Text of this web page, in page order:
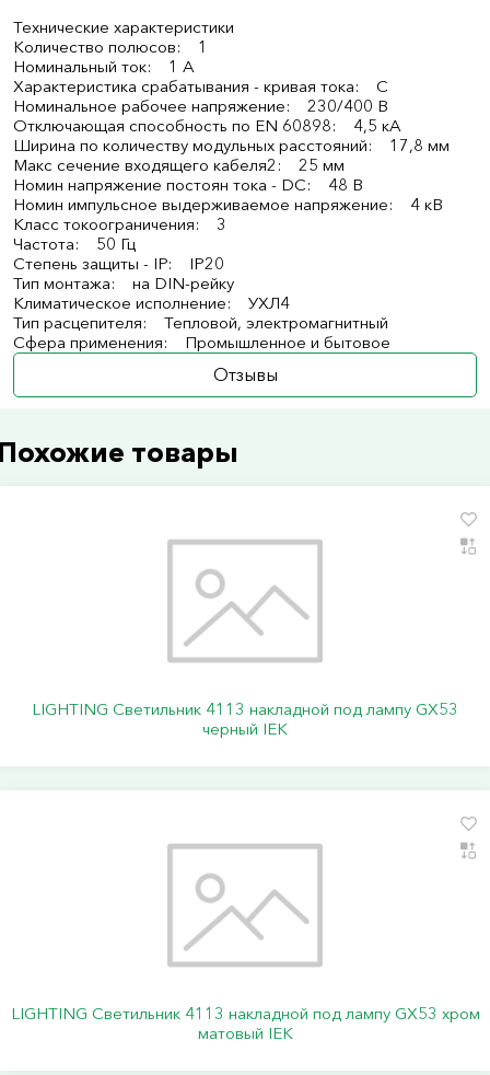
Технические характеристики
Количество полюсов: 1
Номинальный ток: 1 А
Характеристика срабатывания - кривая тока: C
Номинальное рабочее напряжение: 230/400 В
Отключающая способность по EN 60898: 4,5 кА
Ширина по количеству модульных расстояний: 17,8 мм
Макс сечение входящего кабеля2: 25 мм
Номин напряжение постоян тока - DC: 48 В
Номин импульсное выдерживаемое напряжение: 4 кВ
Класс токоограничения: 3
Частота: 50 Гц
Степень защиты - IP: IP20
Тип монтажа: на DIN-рейку
Климатическое исполнение: УХЛ4
Тип расцепителя: Тепловой, электромагнитный
Сфера применения: Промышленное и бытовое
Отзывы
товары
LIGHTING Светильник 4113 накладной под лампу GX53
черный IEK
LIGHTING Светильник 4113 накладной под лампу GX53 хром
матовый IEK